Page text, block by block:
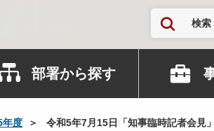
検索
部署から探す
年度 令和5年7月15日「知事臨時記者会見」